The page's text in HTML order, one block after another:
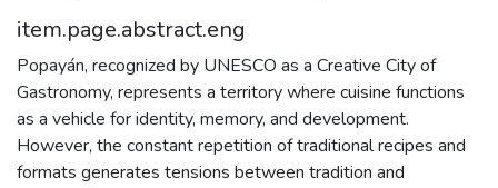
item.page.abstract.eng
Popayán, recognized by UNESCO as a Creative City of
Gastronomy, represents a territory where cuisine functions
as a vehicle for identity, memory, and development.
However, the constant repetition of traditional recipes and
formats generates tensions between tradition and